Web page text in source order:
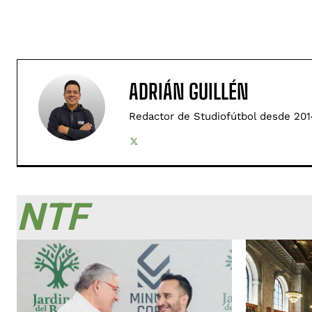
ADRIÁN GUILLÉN
Redactor de Studiofútbol desde
NTF